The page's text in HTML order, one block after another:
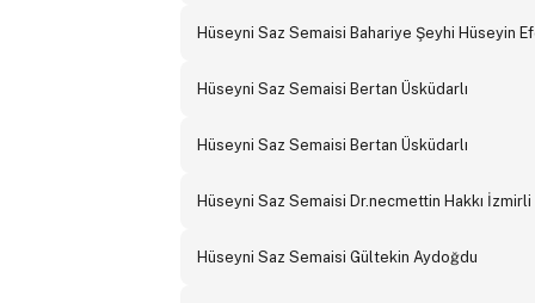
Hüseyni Saz Semaisi Bahariye Şeyhi Hüseyin
Hüseyni Saz Semaisi Bertan Üsküdarlı
Hüseyni Saz Semaisi Bertan Üsküdarlı
Hüseyni Saz Semaisi Dr.necmettin Hakkı İzmirli
Hüseyni Saz Semaisi Gültekin Aydoğdu